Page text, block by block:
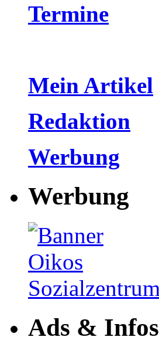
Termine
Mein Artikel
Redaktion
Werbung
Werbung
Ads & Infos